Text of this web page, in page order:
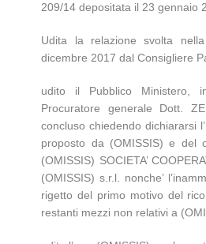
209/14 depositata il 23 gennaio
Udita la relazione svolta
dicembre 2017 dal Consigliere
udito il Pubblico Ministero,
Procuratore generale Dott.
concluso chiedendo dichiararsi
proposto da (OMISSIS) e del
(OMISSIS) SOCIETA’
(OMISSIS) s.r.l. nonche’
rigetto del primo motivo del
restanti mezzi non relativi a